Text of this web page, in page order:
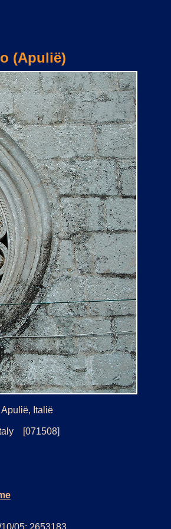
(Apulië)
Italië
[071508]
05: 2653183